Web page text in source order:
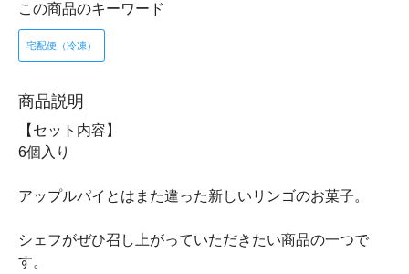
この商品のキーワード
宅配便（冷凍）
商品説明
【セット内容】
6個入り
アップルパイとはまた違った新しいリンゴのお菓子。
シェフがぜひ召し上がっていただきたい商品の一つで
す。